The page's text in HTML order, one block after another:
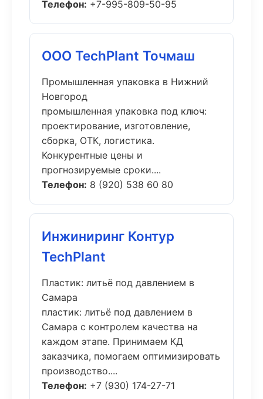
Телефон: +7-995-809-50-95
ООО TechPlant Точмаш
Промышленная упаковка в Нижний
Новгород
промышленная упаковка под ключ:
проектирование, изготовление,
сборка, ОТК, логистика.
Конкурентные цены и
прогнозируемые сроки....
Телефон: 8 (920) 538 60 80
Инжиниринг Контур
TechPlant
Пластик: литьё под давлением в
Самара
пластик: литьё под давлением в
Самара с контролем качества на
каждом этапе. Принимаем КД
заказчика, помогаем оптимизировать
производство....
Телефон: +7 (930) 174-27-71